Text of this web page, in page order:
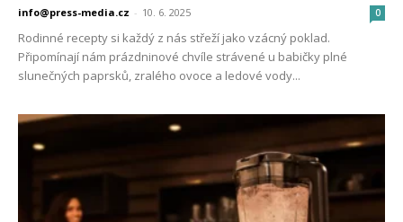
info@press-media.cz - 10. 6. 2025 0
Rodinné recepty si každý z nás střeží jako vzácný poklad.
Připomínají nám prázdninové chvíle strávené u babičky plné
slunečných paprsků, zralého ovoce a ledové vody...